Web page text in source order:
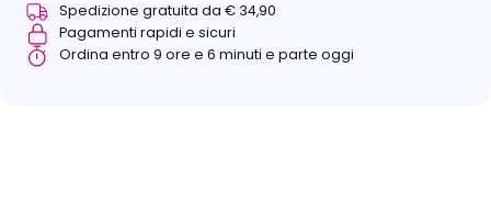
Spedizione gratuita da € 34,90
Pagamenti rapidi e sicuri
Ordina entro 9 ore e 6 minuti e parte oggi